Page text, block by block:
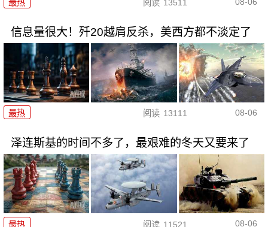
最热 阅读 13511
信息量很大！歼20越肩反杀，美西方都不淡定了
最热 阅读 13111 08-06
泽连斯基的时间不多了，最艰难的冬天又要来了
最热 阅读 11521 08-06